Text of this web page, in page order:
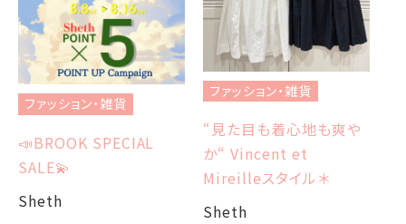
ファッション・雑貨
📣BROOK SPECIAL
SALE💫
Sheth
ファッション・雑貨
“見た目も着心地も爽や
か“ Vincent et
Mireilleスタイル＊
Sheth